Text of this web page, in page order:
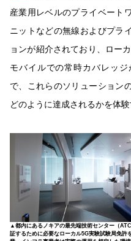
産業用レベルのプライベート
ニットなどの無線およびプラ
ョンが紹介されており、ロー
モバイルでの常時カバレッ
で、これらのソリューション
どのように達成されるかを体
▲都内にあるノキアの最先端技術センター（
証するために必要なローカル5G実験試験局免許